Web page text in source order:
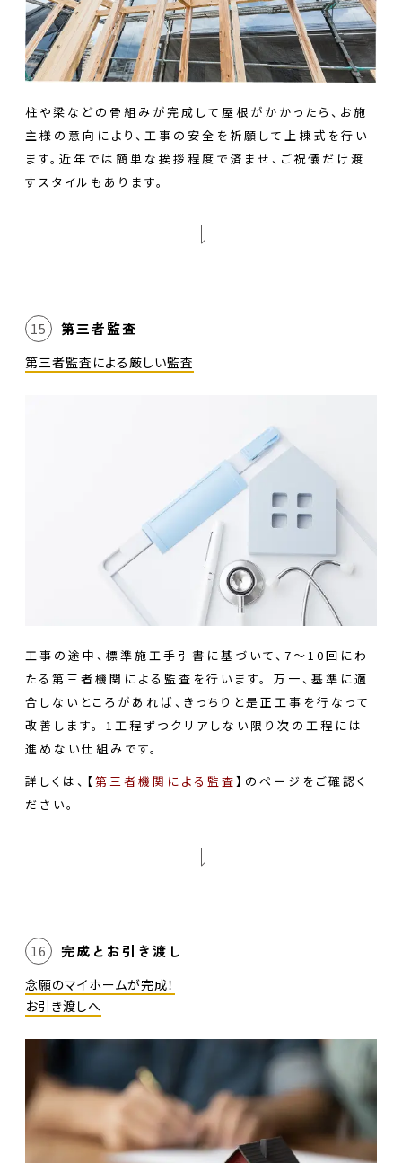
柱や梁などの骨組みが完成して屋根がかかったら、お施
主様の意向により、工事の安全を祈願して上棟式を行い
ます。近年では簡単な挨拶程度で済ませ、ご祝儀だけ渡
すスタイルもあります。
15 第三者監査
第三者監査による厳しい監査
工事の途中、標準施工手引書に基づいて、7～10回にわ
たる第三者機関による監査を行います。 万一、基準に適
合しないところがあれば、きっちりと是正工事を行なって
改善します。 1工程ずつクリアしない限り次の工程には
進めない仕組みです。
詳しくは、【第三者機関による監査】のページをご確認く
ださい。
16 完成とお引き渡し
念願のマイホームが完成！
お引き渡しへ